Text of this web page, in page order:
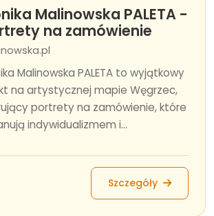
Malinowska PALETA -
na zamówienie
Malinowska PALETA to wyjątkowy
na artystycznej mapie Węgrzec,
portrety na zamówienie, które
indywidualizmem i...
Szczegóły